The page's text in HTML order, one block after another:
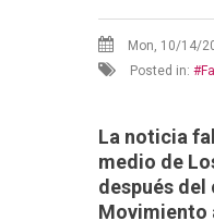
Mon, 10/14/
Posted in:
La noticia
medio de
después del
Movimiento